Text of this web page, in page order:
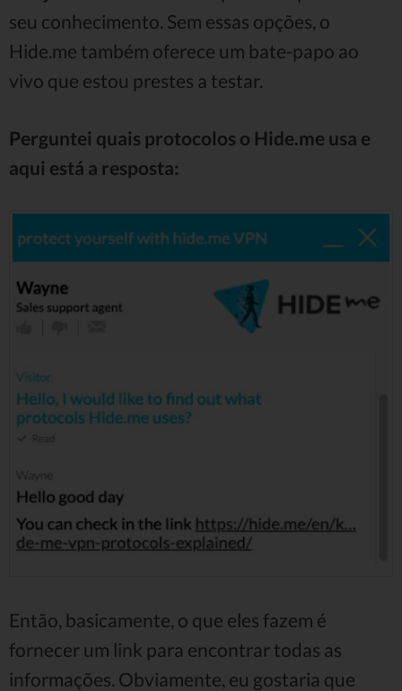
seu conhecimento. Sem essas opções, o
Hide.me também oferece um bate-papo ao
vivo que estou prestes a testar.
Perguntei quais protocolos o Hide.me usa e
aqui está a resposta:
Então, basicamente, o que eles fazem é
fornecer um link para encontrar todas as
informações. Obviamente, eu gostaria que